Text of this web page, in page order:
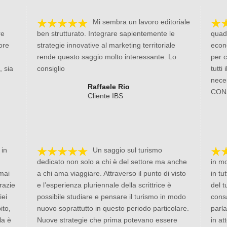
sia
Mi sembra un lavoro editoriale
ben strutturato. Integrare sapientemente le
strategie innovative al marketing territoriale
rende questo saggio molto interessante. Lo
consiglio
Raffaele Rio
Cliente IBS
per
tutti
è
Un saggio sul turismo
dedicato non solo a chi è del settore ma anche
a chi ama viaggiare. Attraverso il punto di visto
e l’esperienza pluriennale della scrittrice è
possibile studiare e pensare il turismo in modo
nuovo soprattutto in questo periodo particolare.
Nuove strategie che prima potevano essere
in
in
del
in